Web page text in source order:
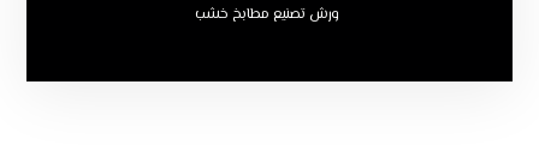
ورش تصنيع مطابخ خشب